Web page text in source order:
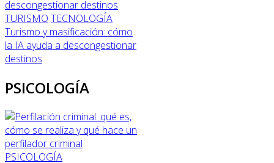
TURISMO TECNOLOGÍA
Turismo y masificación: cómo
la IA ayuda a descongestionar
destinos
PSICOLOGÍA
PSICOLOGÍA